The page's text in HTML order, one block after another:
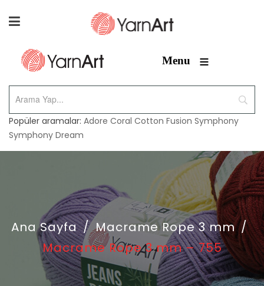
Menu ≡
Popüler aramalar: Adore Coral Cotton Fusion Symphony
Symphony Dream
Ana Sayfa / Macrame Rope 3 mm /
Macrame Rope 3 mm – 755